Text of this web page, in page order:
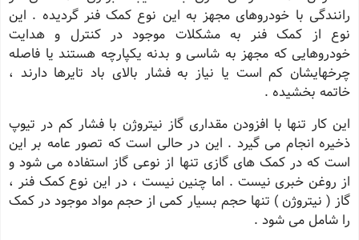
رانندگی با خودروهای مجهز به این نوع کمک فنر گردیده . این
نوع از کمک فنر به مشکلات موجود در کنترل و هدایت
خودروهایی که مجهز به شاسی و بدنه یکپارچه هستند یا فاصله
چرخهایشان کم است یا نیاز به فشار بالای باد تایرها دارند ،
خاتمه بخشیده .
این کار تنها با افزودن مقداری گاز نیتروژن با فشار کم در تیوپ
ذخیره انجام می گیرد . این در حالی است که تصور عامه بر این
است که در کمک های گازی تنها از نوعی گاز استفاده می شود و
از روغن خبری نیست . اما چنین نیست ، در این نوع کمک فنر ،
گاز ( نیتروژن ) تنها حجم بسیار کمی از حجم مواد موجود در کمک
را شامل می شود .